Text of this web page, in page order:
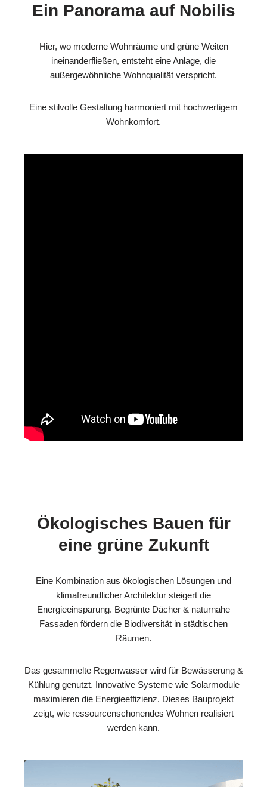
Ein Panorama auf Nobilis
Hier, wo moderne Wohnräume und grüne Weiten
ineinanderfließen, entsteht eine Anlage, die
außergewöhnliche Wohnqualität verspricht.
Eine stilvolle Gestaltung harmoniert mit hochwertigem
Wohnkomfort.
Ökologisches Bauen für
eine grüne Zukunft
Eine Kombination aus ökologischen Lösungen und
klimafreundlicher Architektur steigert die
Energieeinsparung. Begrünte Dächer & naturnahe
Fassaden fördern die Biodiversität in städtischen
Räumen.
Das gesammelte Regenwasser wird für Bewässerung &
Kühlung genutzt. Innovative Systeme wie Solarmodule
maximieren die Energieeffizienz. Dieses Bauprojekt
zeigt, wie ressourcenschonendes Wohnen realisiert
werden kann.